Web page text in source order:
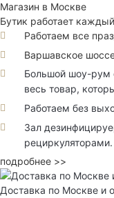
Магазин в Москве
Бутик работает
Работаем все
Варшавское
Большой шоу-рум
весь товар,
Работаем без
Зал
рециркуляторами.
подробнее >>
Доставка по Москве и